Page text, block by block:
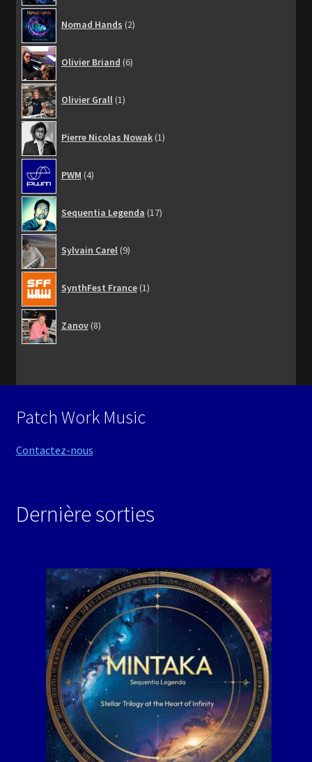
Nomad Hands 2produits
Olivier Briand 6produits
Olivier Grall 1produit
Pierre Nicolas Nowak 1produit
PWM 4produits
Sequentia Legenda 17produits
Sylvain Carel 9produits
SynthFest France 1produit
Zanov 8produits
Patch Work Music
Contactez-nous
Dernière sorties